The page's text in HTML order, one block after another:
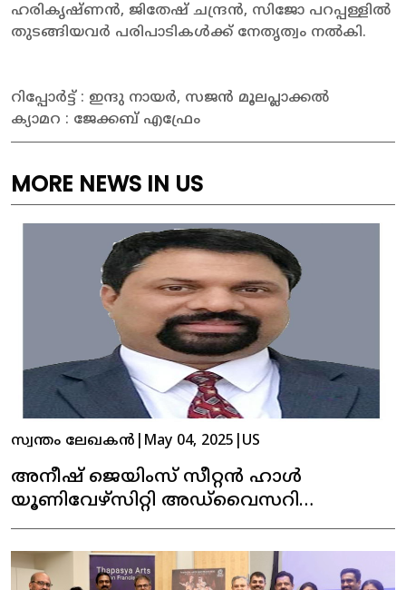
ഹരികൃഷ്ണൻ, ജിതേഷ് ചന്ദ്രൻ, സിജോ പറപ്പള്ളിൽ
തുടങ്ങിയവർ പരിപാടികൾക്ക് നേതൃത്വം നൽകി.
റിപ്പോർട്ട് : ഇന്ദു നായർ, സജൻ മൂലപ്ലാക്കൽ
ക്യാമറ : ജേക്കബ് എഫ്രേം
MORE NEWS IN US
സ്വന്തം ലേഖകൻ May 04, 2025 US
അനീഷ് ജെയിംസ് സീറ്റൻ ഹാൾ
യൂണിവേഴ്‌സിറ്റി അഡ്‌വൈസറി
കൗൺസിലിലേക്ക് തിരഞ്ഞെടുക്കപ്പെട്ടു